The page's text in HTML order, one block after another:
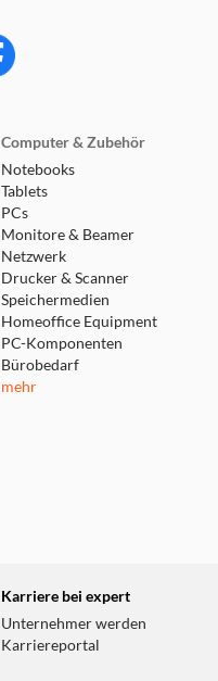
Computer & Zubehör
Notebooks
Tablets
PCs
Monitore & Beamer
Netzwerk
Drucker & Scanner
Speichermedien
Homeoffice Equipment
PC-Komponenten
Bürobedarf
mehr
Karriere bei expert
Unternehmer werden
Karriereportal